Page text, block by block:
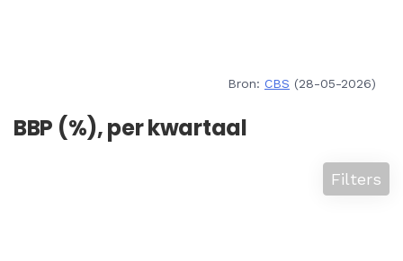
Bron: CBS (28-05-2026)
BBP (%), per kwartaal
Filters